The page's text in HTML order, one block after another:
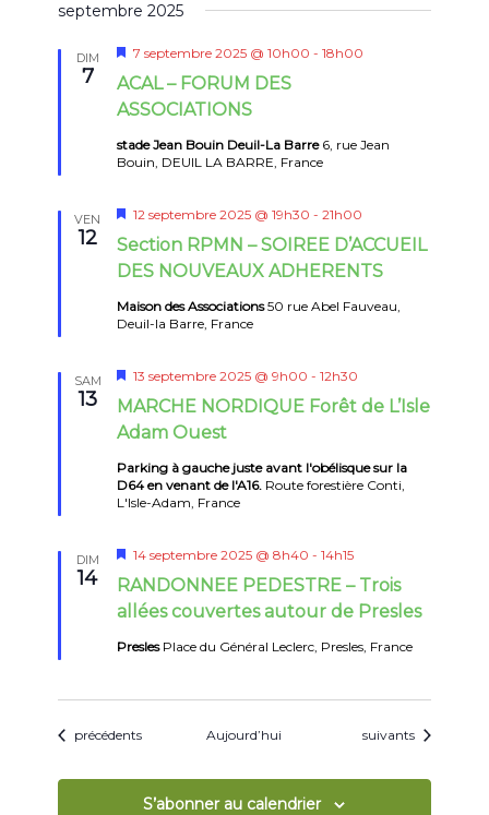
septembre 2025
DIM
7
ACAL – FORUM DES
ASSOCIATIONS
Mis
avant
7 septembre 2025 @ 10h00 -18h00
stade Jean Bouin Deuil-La Barre 6, rue Jean
Bouin, DEUIL LA BARRE, France
VEN
12
Section RPMN – SOIREE D’ACCUEIL
DES NOUVEAUX ADHERENTS
Mis
avant
12 septembre 2025 @ 19h30 -21h00
Maison des Associations50 rue Abel Fauveau,
Deuil-la Barre, France
SAM
13
MARCHE NORDIQUE Forêt de L’Isle
Adam Ouest
Mis
avant
13 septembre 2025 @ 9h00 -12h30
Parking à gauche juste avant l'obélisque sur la
D64 en venant de l'A16. Route forestière Conti,
L'Isle-Adam, France
DIM
14
RANDONNEE PEDESTRE – Trois
allées couvertes autour de Presles
Mis
avant
14 septembre 2025 @ 8h40 -14h15
Presles Place du Général Leclerc, Presles, France
Évènements
précédents Aujourd’hui Évènements
suivants
S’abonner au calendrier